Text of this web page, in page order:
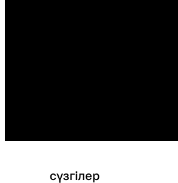
сүзгілер